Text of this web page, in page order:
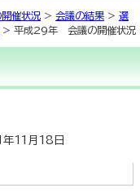
催状況 > 会議の結果 > 選
> 平成29年 会議の開催状況
11月18日